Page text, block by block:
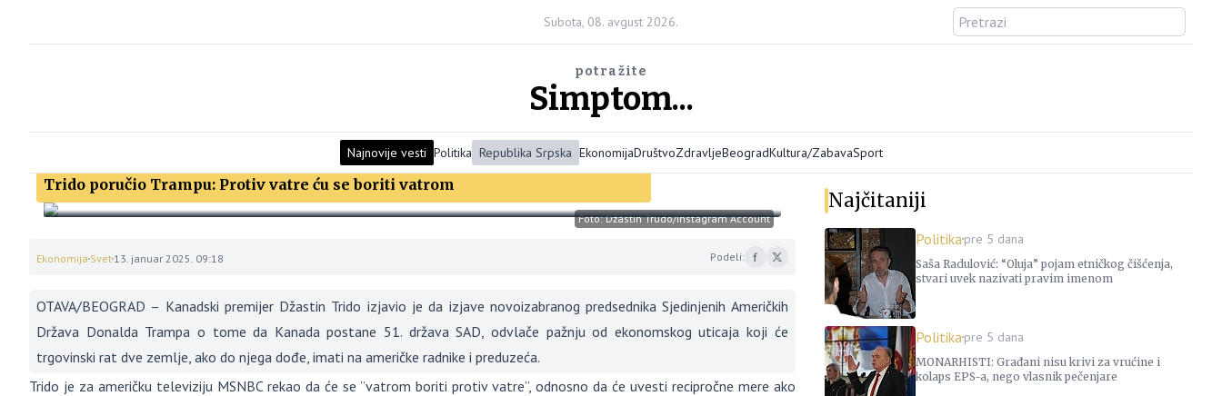
Subota, 08. avgust 2026.
potražite
Simptom...
Najnovije vesti Politika Republika Srpska EkonomijaDruštvoZdravljeBeogradKultura/ZabavaSport
Foto: Džastin Trudo/Instagram Account
Trido poručio Trampu: Protiv vatre ću se boriti vatrom
Ekonomija Svet 13. januar 2025. 09:18 Podeli:
OTAVA/BEOGRAD – Kanadski premijer Džastin Trido izjavio je da izjave novoizabranog predsednika Sjedinjenih Američkih
Država Donalda Trampa o tome da Kanada postane 51. država SAD, odvlače pažnju od ekonomskog uticaja koji će
trgovinski rat dve zemlje, ako do njega dođe, imati na američke radnike i preduzeća.
Trido je za američku televiziju MSNBC rekao da će se ”vatrom boriti protiv vatre”, odnosno da će uvesti recipročne mere ako
Najčitaniji
Politikapre 5 dana
Saša Radulović: “Oluja” pojam etničkog čišćenja,
stvari uvek nazivati pravim imenom
Politikapre 5 dana
MONARHISTI: Građani nisu krivi za vrućine i
kolaps EPS-a, nego vlasnik pečenjare